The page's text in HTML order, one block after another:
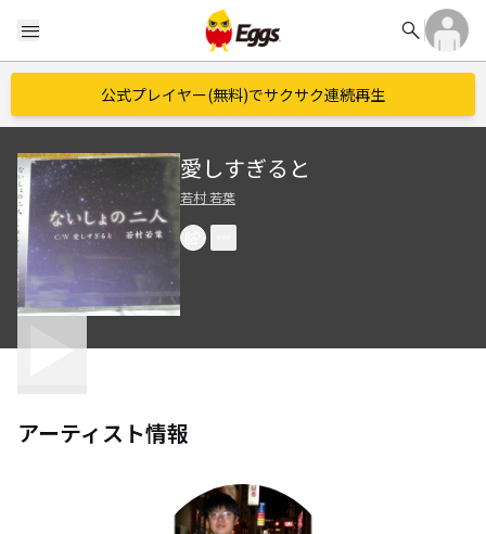
menu search
公式プレイヤー(無料)でサクサク連続再生
愛しすぎると
若村 若葉
アーティスト情報